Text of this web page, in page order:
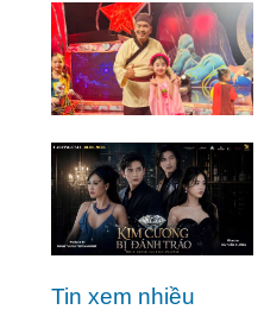
Tin xem nhiều